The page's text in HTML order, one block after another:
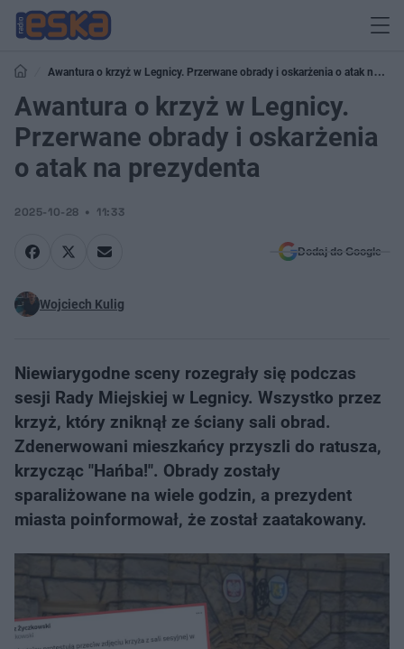
Awantura o krzyż w Legnicy. Przerwane obrady i oskarżenia o atak na
prezydenta
Awantura o krzyż w Legnicy.
Przerwane obrady i oskarżenia
o atak na prezydenta
2025-10-28 11:33
Dodaj do Google
Wojciech Kulig
Niewiarygodne sceny rozegrały się podczas
sesji Rady Miejskiej w Legnicy. Wszystko przez
krzyż, który zniknął ze ściany sali obrad.
Zdenerwowani mieszkańcy przyszli do ratusza,
krzycząc "Hańba!". Obrady zostały
sparaliżowane na wiele godzin, a prezydent
miasta poinformował, że został zaatakowany.